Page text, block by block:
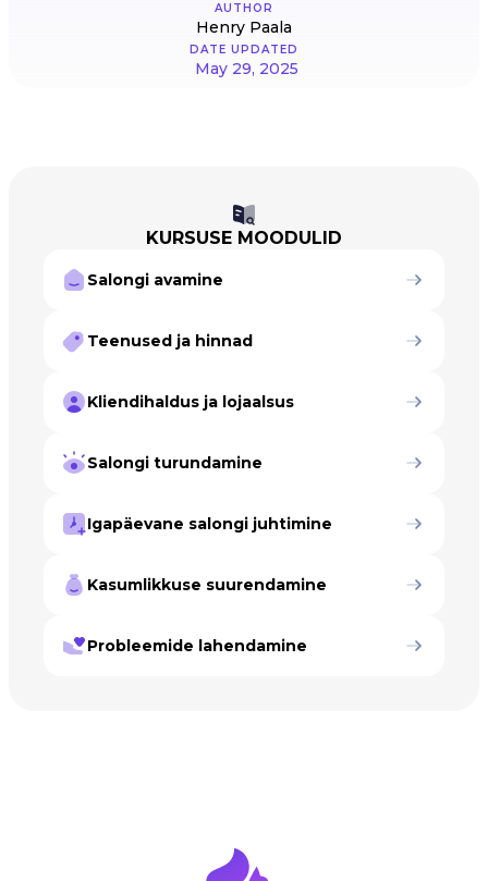
AUTHOR
Henry Paala
DATE UPDATED
May 29, 2025
KURSUSE MOODULID
Salongi avamine
Teenused ja hinnad
Kliendihaldus ja lojaalsus
Salongi turundamine
Igapäevane salongi juhtimine
Kasumlikkuse suurendamine
Probleemide lahendamine